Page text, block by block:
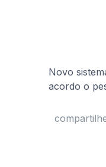
Novo
acordo o